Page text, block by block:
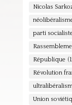
Nicolas
parti
République
Révolution
Union